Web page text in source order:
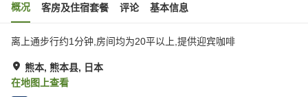
概况 客房及住宿套餐 评论 基本信息
离上通步行约1分钟,房间均为20平以上,提供迎宾咖啡
熊本, 熊本县, 日本
在地图上查看